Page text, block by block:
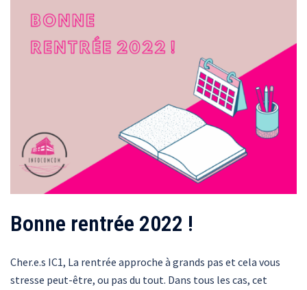
Bonne rentrée 2022 !
Cher.e.s IC1, La rentrée approche à grands pas et cela vous
stresse peut-être, ou pas du tout. Dans tous les cas, cet